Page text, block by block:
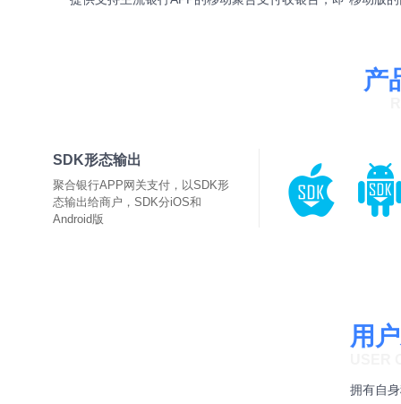
产
SDK形态输出
聚合银行APP网关支付，以SDK形
态输出给商户，SDK分iOS和
Android版
用
拥有自